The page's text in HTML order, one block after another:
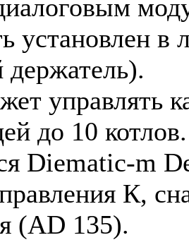
установлен
управлять
до 10
Diematic-m
К,
(AD 135).